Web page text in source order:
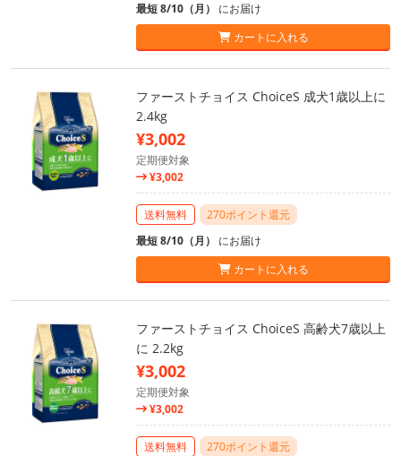
最短 8/10（月） にお届け
カートに入れる
ファーストチョイス ChoiceS 成犬1歳以上に
2.4kg
¥3,002
定期便対象
¥3,002
送料無料
270ポイント還元
最短 8/10（月） にお届け
カートに入れる
ファーストチョイス ChoiceS 高齢犬7歳以上
に 2.2kg
¥3,002
定期便対象
¥3,002
送料無料
270ポイント還元